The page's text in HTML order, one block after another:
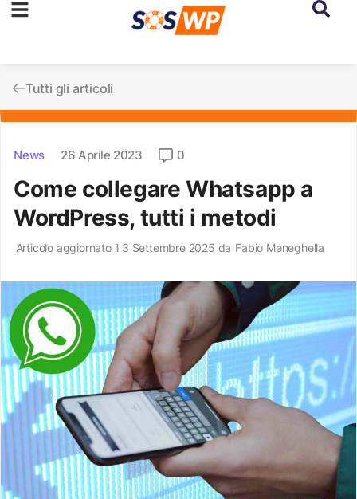
Tutti gli articoli
News 26 Aprile 2023 0
Come collegare Whatsapp a
WordPress, tutti i metodi
Articolo aggiornato il 3 Settembre 2025 da Fabio Meneghella